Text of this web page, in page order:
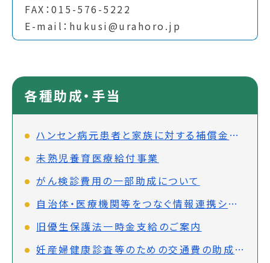
FAX：015-576-5222
E-mail：hukusi@urahoro.jp
各種助成・手当
ハンセン病元患者と家族に対する補償金制度について
未熟児養育医療給付事業
がん検診費用の一部助成について
自治体・医療機関等をつなぐ情報連携システム（PMH）の先行実施事業について
旧優生保護法一時金支給のご案内
妊産婦健康診査等のための交通費の助成について